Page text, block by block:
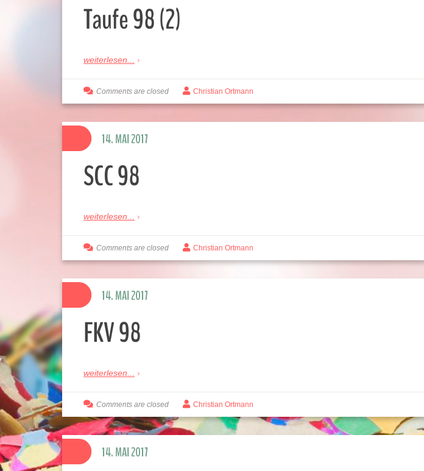
Taufe 98 (2)
weiterlesen...
Comments are closed Christian Ortmann
SCC 98
weiterlesen...
14. MAI 2017
Comments are closed Christian Ortmann
FKV 98
weiterlesen...
14. MAI 2017
Comments are closed Christian Ortmann
14. MAI 2017